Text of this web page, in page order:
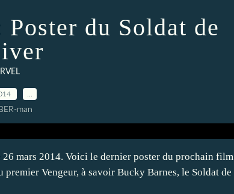
du Soldat de
man
mars 2014. Voici le dernier poster du prochain film
Vengeur, à savoir Bucky Barnes, le Soldat de